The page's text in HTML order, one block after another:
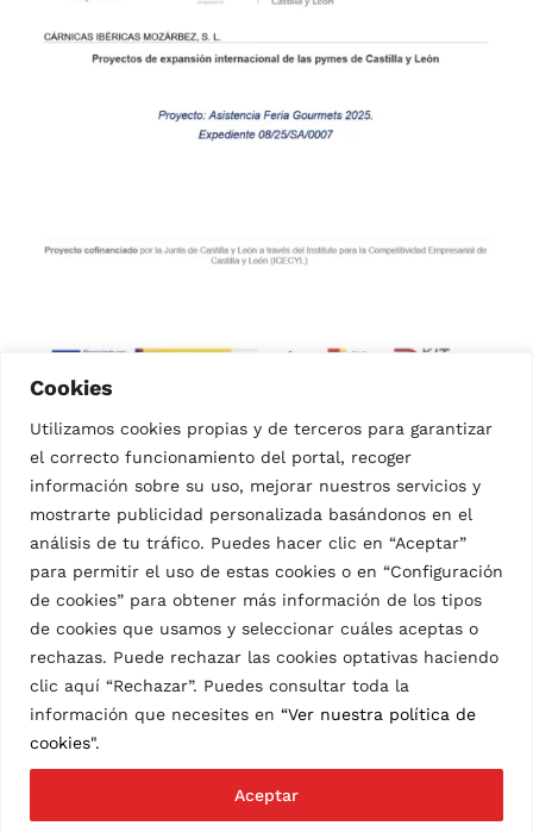
Cookies
Utilizamos cookies propias y de terceros para garantizar
el correcto funcionamiento del portal, recoger
información sobre su uso, mejorar nuestros servicios y
mostrarte publicidad personalizada basándonos en el
análisis de tu tráfico. Puedes hacer clic en “Aceptar”
para permitir el uso de estas cookies o en “Configuración
de cookies” para obtener más información de los tipos
de cookies que usamos y seleccionar cuáles aceptas o
rechazas. Puede rechazar las cookies optativas haciendo
clic aquí “Rechazar”. Puedes consultar toda la
información que necesites en “Ver nuestra política de
cookies".
Aceptar
© CÁRNICAS IBÉRICAS MOZARBEZ S.L.
CTRA. NACIONAL GIJÓN-SEVILLA KM. 352.6 – 37796
MOZÁRBEZ. SALAMANCA
TEL. +34 923 373 100
AVISO LEGAL
PROYECTO COFINANCIADO FEDER
CONDICIONES DE COMPRA